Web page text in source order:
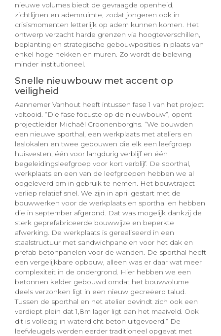
nieuwe volumes biedt de gevraagde openheid,
zichtlijnen en ademruimte, zodat jongeren ook in
crisismomenten letterlijk op adem kunnen komen. Het
ontwerp verzacht harde grenzen via hoogteverschillen,
beplanting en strategische gebouwposities in plaats van
enkel hoge hekken en muren. Zo wordt de beleving
minder institutioneel.
Snelle nieuwbouw met accent op
veiligheid
Aannemer Vanhout heeft intussen fase 1 van het project
voltooid. “Die fase focuste op de nieuwbouw”, opent
projectleider Michaël Croonenborghs. “We bouwden
een nieuwe sporthal, een werkplaats met ateliers en
leslokalen en twee gebouwen die elk een leefgroep
huisvesten, één voor langdurig verblijf en één
begeleidingsleefgroep voor kort verblijf. De sporthal,
werkplaats en een van de leefgroepen hebben we al
opgeleverd om in gebruik te nemen. Het bouwtraject
verliep relatief snel. We zijn in april gestart met de
bouwwerken voor de werkplaats en sporthal en hebben
die in september afgerond. Dat was mogelijk dankzij de
sterk geprefabriceerde bouwwijze en beperkte
afwerking. De werkplaats is gerealiseerd in een
staalstructuur met sandwichpanelen voor het dak en
prefab betonpanelen voor de wanden. De sporthal heeft
een vergelijkbare opbouw, alleen was er daar wat meer
complexiteit in de ondergrond. Hier hebben we een
betonnen kelder gebouwd omdat het bouwvolume
deels verzonken ligt in een nieuw gecreëerd talud.
Tussen de sporthal en het atelier bevindt zich ook een
verdiept plein dat 1,8m lager ligt dan het maaiveld. Ook
dit is volledig in waterdicht beton uitgevoerd.” De
leefvleugels werden eerder traditioneel opgevat met